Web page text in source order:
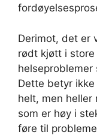
Derimot, det er
rødt kjøtt i
Dette betyr
helt, men heller
som er høy i
føre til